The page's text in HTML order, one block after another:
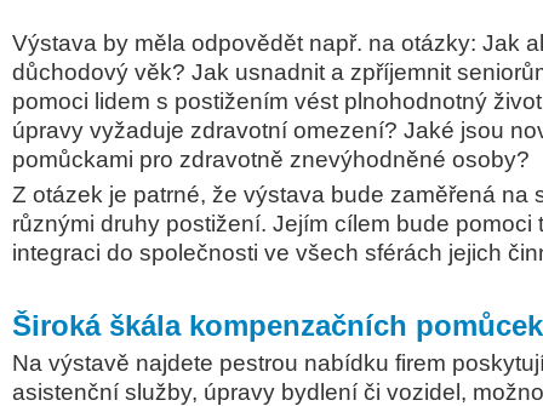
Výstava by měla odpovědět např. na otázky: Jak
důchodový věk? Jak usnadnit a zpříjemnit
pomoci lidem s postižením vést plnohodnotný
úpravy vyžaduje zdravotní omezení? Jaké jsou
pomůckami pro zdravotně znevýhodněné osoby?
Z otázek je patrné, že výstava bude zaměřená na
různými druhy postižení. Jejím cílem bude pomoci
integraci do společnosti ve všech sférách jejich
Široká škála kompenzačních pomůcek
Na výstavě najdete pestrou nabídku firem
asistenční služby, úpravy bydlení či vozidel,